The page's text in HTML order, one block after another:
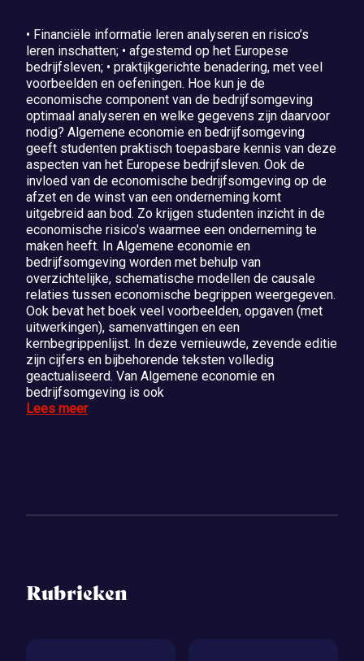
• Financiële informatie leren analyseren en risico’s
leren inschatten; • afgestemd op het Europese
bedrijfsleven; • praktijkgerichte benadering, met veel
voorbeelden en oefeningen. Hoe kun je de
economische component van de bedrijfsomgeving
optimaal analyseren en welke gegevens zijn daarvoor
nodig? Algemene economie en bedrijfsomgeving
geeft studenten praktisch toepasbare kennis van deze
aspecten van het Europese bedrijfsleven. Ook de
invloed van de economische bedrijfsomgeving op de
afzet en de winst van een onderneming komt
uitgebreid aan bod. Zo krijgen studenten inzicht in de
economische risico's waarmee een onderneming te
maken heeft. In Algemene economie en
bedrijfsomgeving worden met behulp van
overzichtelijke, schematische modellen de causale
relaties tussen economische begrippen weergegeven.
Ook bevat het boek veel voorbeelden, opgaven (met
uitwerkingen), samenvattingen en een
kernbegrippenlijst. In deze vernieuwde, zevende editie
zijn cijfers en bijbehorende teksten volledig
geactualiseerd. Van Algemene economie en
bedrijfsomgeving is ook
Lees meer
Rubrieken